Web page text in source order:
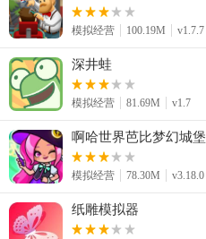
模拟经营 100.19M v1.7.7
深井蛙
模拟经营 81.69M v1.7
啊哈世界芭比梦幻城堡
模拟经营 78.30M v3.18.0
纸雕模拟器